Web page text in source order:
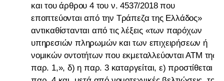
και του άρθρου 4 του ν. 4537/2018 που
εποπτεύονται από την Τράπεζα της Ελλάδος»
αντικαθίστανται από τις λέξεις «των παρόχων
υπηρεσιών πληρωμών και των επιχειρήσεων ή
νομικών οντοτήτων που εκμεταλλεύονται ΑΤΜ της
παρ. 1,», δ) η παρ. 3 καταργείται, ε) προστίθεται